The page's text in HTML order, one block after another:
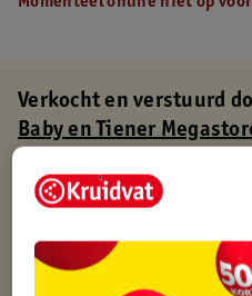
Verkocht en verstuurd
Baby en Tiener
Binnen 1 werkdag verstuurd
Gratis thuisbezorgd
Gratis punten met je